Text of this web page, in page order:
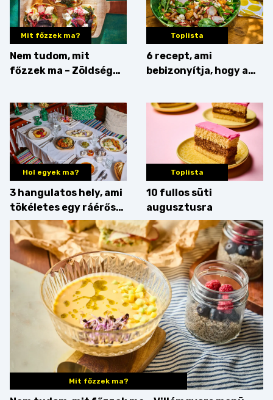
Mit főzzek ma?
Nem tudom, mit
főzzek ma – Zöldség
Toplista
6 recept, ami
bebizonyítja, hogy a
zseniális
Hol egyek ma?
3 hangulatos hely, ami
tökéletes egy ráérős
hétvégi ebédhez
Toplista
10 fullos süti
augusztusra
Mit főzzek ma?